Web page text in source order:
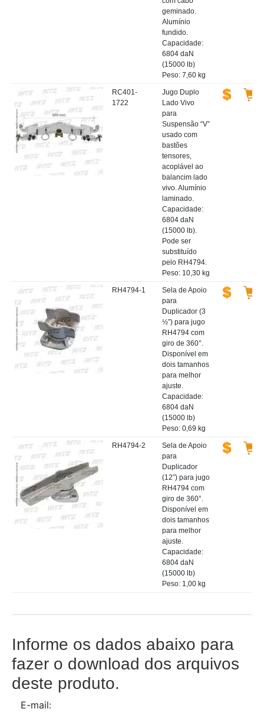
geminado.
Alumínio
fundido.
Capacidade:
6804 daN
(15000 lb)
Peso: 7,60 kg
RC401-
1722
Jugo Duplo
Lado Vivo
para
Suspensão “V”
usado com
bastões
tensores,
acoplável ao
balancim lado
vivo. Alumínio
laminado.
Capacidade:
6804 daN
(15000 lb).
Pode ser
substituído
pelo RH4794.
Peso: 10,30 kg
RH4794-1
Sela de Apoio
para
Duplicador (3
½”) para jugo
RH4794 com
giro de 360°.
Disponível em
dois tamanhos
para melhor
ajuste.
Capacidade:
6804 daN
(15000 lb)
Peso: 0,69 kg
RH4794-2
Sela de Apoio
para
Duplicador
(12”) para jugo
RH4794 com
giro de 360°.
Disponível em
dois tamanhos
para melhor
ajuste.
Capacidade:
6804 daN
(15000 lb)
Peso: 1,00 kg
Informe os dados abaixo para
fazer o download dos arquivos
deste produto.
E-mail: